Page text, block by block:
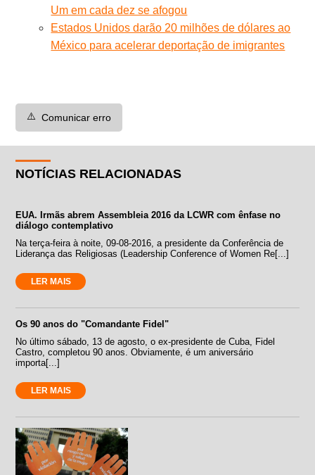
Um em cada dez se afogou
Estados Unidos darão 20 milhões de dólares ao
México para acelerar deportação de imigrantes
⚠️ Comunicar erro
NOTÍCIAS RELACIONADAS
EUA. Irmãs abrem Assembleia 2016 da LCWR com ênfase no
diálogo contemplativo
Na terça-feira à noite, 09-08-2016, a presidente da Conferência de
Liderança das Religiosas (Leadership Conference of Women Re[...]
LER MAIS
Os 90 anos do "Comandante Fidel"
No último sábado, 13 de agosto, o ex-presidente de Cuba, Fidel
Castro, completou 90 anos. Obviamente, é um aniversário
importa[...]
LER MAIS